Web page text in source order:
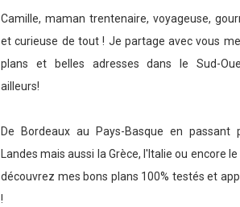
Camille, maman trentenaire, voyageuse,
et curieuse de tout ! Je partage avec vous
plans et belles adresses dans le Sud-
ailleurs!
De Bordeaux au Pays-Basque en passant
Landes mais aussi la Grèce, l'Italie ou encore le
découvrez mes bons plans 100% testés et
!